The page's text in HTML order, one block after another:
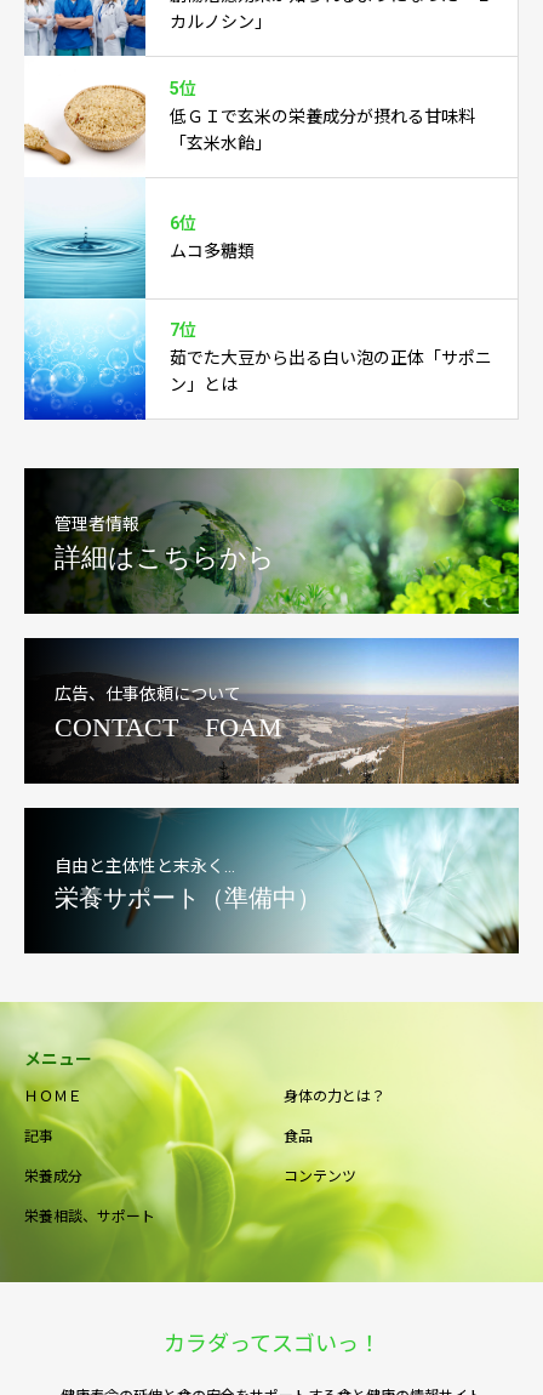
カルノシン」
5位
低ＧＩで玄米の栄養成分が摂れる甘味料
「玄米水飴」
6位
ムコ多糖類
7位
茹でた大豆から出る白い泡の正体「サポニ
ン」とは
管理者情報
詳細はこちらから
広告、仕事依頼について
CONTACT FOAM
自由と主体性と末永く…
栄養サポート（準備中）
メニュー
ＨＯＭＥ 身体の力とは？
記事 食品
栄養成分 コンテンツ
栄養相談、サポート
カラダってスゴいっ！